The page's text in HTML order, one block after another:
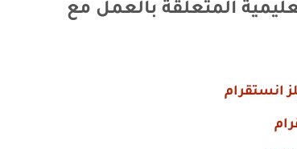
المتعلقة بالعمل مع